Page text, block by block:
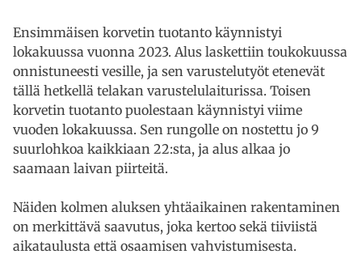
Ensimmäisen korvetin tuotanto käynnistyi
lokakuussa vuonna 2023. Alus laskettiin toukokuussa
onnistuneesti vesille, ja sen varustelutyöt etenevät
tällä hetkellä telakan varustelulaiturissa. Toisen
korvetin tuotanto puolestaan käynnistyi viime
vuoden lokakuussa. Sen rungolle on nostettu jo 9
suurlohkoa kaikkiaan 22:sta, ja alus alkaa jo
saamaan laivan piirteitä.
Näiden kolmen aluksen yhtäaikainen rakentaminen
on merkittävä saavutus, joka kertoo sekä tiiviistä
aikataulusta että osaamisen vahvistumisesta.